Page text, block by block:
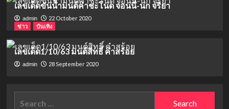
เลขเด็ดขันน้ำมนต์คำชะโนด จอนนี่-นก จริยา
admin
22 October 2020
ข่าว
บันเทิง
เลขเด็ด1/10/63 มนต์สิทธิ์ คำสร้อย
admin 28 September 2020